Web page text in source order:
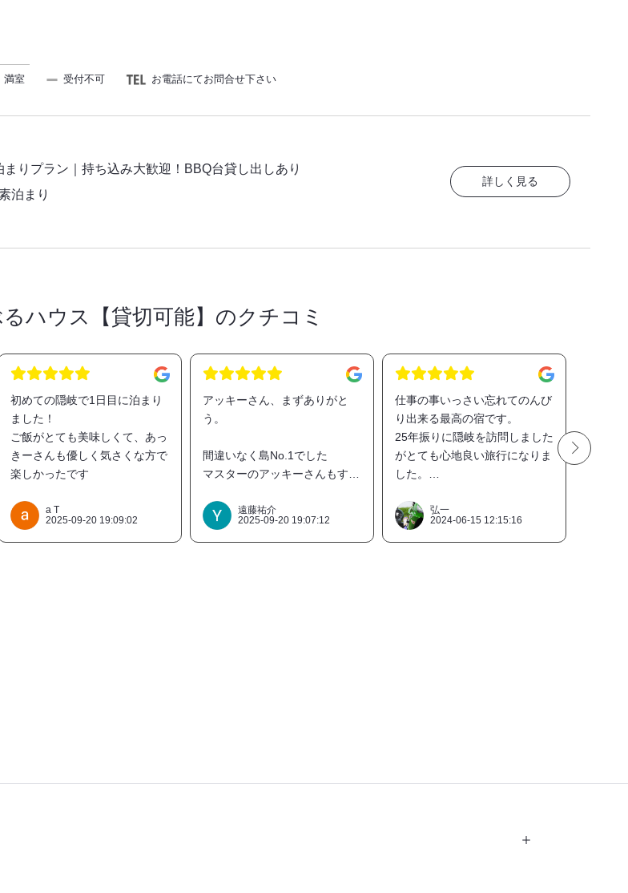
満室 受付不可 お電話にてお問合せ下さい
まりプラン｜持ち込み大歓迎！BBQ台貸し出しあり
泊まり
詳しく見る
ハウス【貸切可能】のクチコミ
初めての隠岐で1日目に泊まり
ました！
ご飯がとても美味しくて、あっ
きーさんも優しく気さくな方で
楽しかったです
a T
2025-09-20 19:09:02
アッキーさん、まずありがと
う。
間違いなく島No.1でした
マスターのアッキーさんもすご
時間をすごさせていただきまし
た。
遠藤祐介
2025-09-20 19:07:12
仕事の事いっさい忘れてのんび
り出来る最高の宿です。
25年振りに隠岐を訪問しました
がとても心地良い旅行になりま
した。
の旅行で、娘、孫達は別の場所
に宿泊でしたが、朝食、夕食は
ます。
何年後になるかわかりません
弘一
2024-06-15 12:15:16
晩御飯
など食